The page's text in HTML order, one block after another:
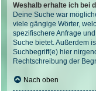
Weshalb erhalte ich bei
Deine Suche war
viele gängige Wörter,
spezifischere Anfrage
Suche bietet. Außerdem
Suchbegriff(e) hier
Rechtschreibung der
Nach oben